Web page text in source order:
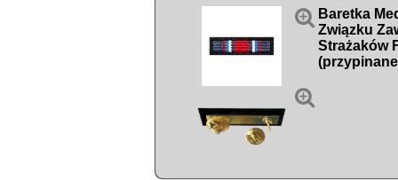


Baretka
Związku
Strażaków